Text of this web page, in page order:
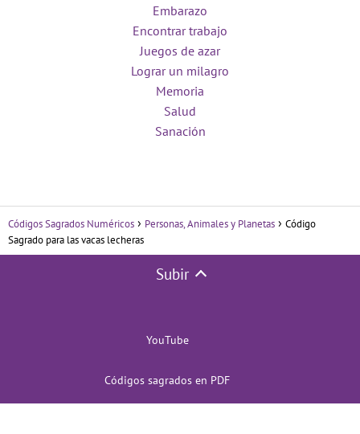
Embarazo
Encontrar trabajo
Juegos de azar
Lograr un milagro
Memoria
Salud
Sanación
Códigos Sagrados Numéricos Personas, Animales y Planetas
Código
Sagrado para las vacas lecheras
Subir
YouTube
Códigos sagrados en PDF